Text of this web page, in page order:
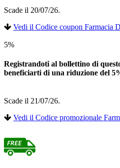
Scade il 20/07/26.
Vedi il Codice coupon Farmacia
5%
Registrandoti al bollettino di
beneficiarti di una riduzione del
Scade il 21/07/26.
Vedi il Codice promozionale